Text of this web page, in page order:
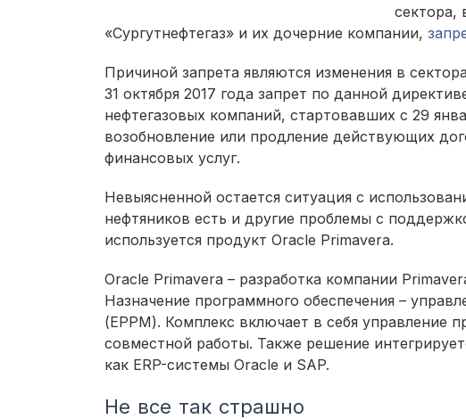
сектора,
«Сургутнефтегаз» и их дочерние компании,
Причиной запрета являются изменения в
31 октября 2017 года запрет по данной
нефтегазовых компаний, стартовавших с 29
возобновление или продление действующих
финансовых услуг.
Невыясненной остается ситуация с
нефтяников есть и другие проблемы с
используется продукт Oracle Primavera.
Oracle Primavera – разработка компании
Назначение программного обеспечения –
(EPPM). Комплекс включает в себя управление
совместной работы. Также решение
как ERP-системы Oracle и SAP.
Не все так страшно